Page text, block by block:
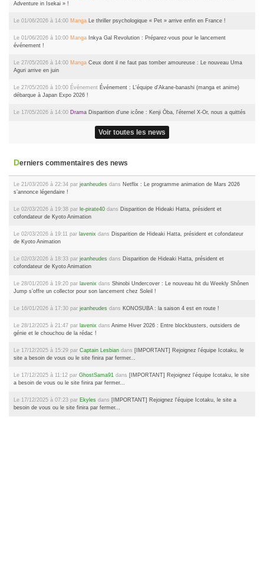
Adventure in Isekai » !
Le 01/06/2026 à 14:00 Manga Le thriller psychologique « Pet » arrive enfin en France !
Le 01/06/2026 à 10:00 Manga Inkya Gal Revolution : Préparez-vous pour le lancement
événement !
Le 27/05/2026 à 14:00 Manga Ceux dont il ne faut pas tomber amoureuse : Le nouveau Uma
Aguri arrive en juin
Le 27/05/2026 à 10:00 Événement Événement : L'équipe d'Akane-banashi (manga et anime)
débarque à Japan Expo 2026 !
Le 17/05/2026 à 14:00 Drama Disparition d'une icône : Kenji Ōba, l'éternel X-Or, nous a quittés
Voir toutes les news
Derniers commentaires des news
Le 21/03/2026 à 22:34 par jeanheudes dans Netflix : Le programme animation de Mars 2026
s’annonce légendaire !
Le 02/03/2026 à 19:38 par le-pirate40 dans Disparition de Hideaki Hatta, président et
cofondateur de Kyoto Animation
Le 02/03/2026 à 19:11 par lavenix dans Disparition de Hideaki Hatta, président et cofondateur
de Kyoto Animation
Le 02/03/2026 à 18:33 par jeanheudes dans Disparition de Hideaki Hatta, président et
cofondateur de Kyoto Animation
Le 28/01/2026 à 19:20 par lavenix dans Shinobi Undercover : Le nouveau hit du Weekly Shônen
Jump s’offre un collector pour son lancement chez Soleil !
Le 16/01/2026 à 17:30 par jeanheudes dans KONOSUBA : la saison 4 est en route !
Le 28/12/2025 à 21:47 par lavenix dans Anime Hiver 2026 : Entre blockbusters, outsiders de
génie et le chouchou de la rédac !
Le 17/12/2025 à 15:29 par Captain Lesbian dans [IMPORTANT] Rejoignez l'équipe Icotaku, le
site a besoin de vous ou le site finira par fermer...
Le 17/12/2025 à 11:12 par GhostSama91 dans [IMPORTANT] Rejoignez l'équipe Icotaku, le site
a besoin de vous ou le site finira par fermer...
Le 17/12/2025 à 07:23 par Ekyles dans [IMPORTANT] Rejoignez l'équipe Icotaku, le site a
besoin de vous ou le site finira par fermer...